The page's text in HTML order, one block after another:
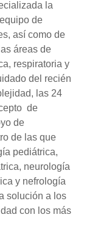
la
de
así como de
áreas de
respiratoria y
del recién
las 24
de
de
de las que
pediátrica,
neurología
y nefrología
solución a los
con los más